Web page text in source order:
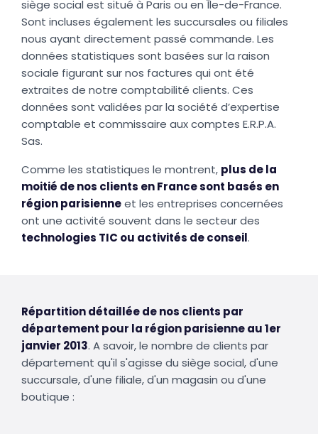
siège social est situé à Paris ou en Île-de-France.
Sont incluses également les succursales ou filiales
nous ayant directement passé commande. Les
données statistiques sont basées sur la raison
sociale figurant sur nos factures qui ont été
extraites de notre comptabilité clients. Ces
données sont validées par la société d’expertise
comptable et commissaire aux comptes E.R.P.A.
Sas.
Comme les statistiques le montrent, plus de la
moitié de nos clients en France sont basés en
région parisienneet les entreprises concernées
ont une activité souvent dans le secteur des
technologies TIC ou activités de conseil.
Répartition détaillée de nos clients par
département pour la région parisienne au 1er
janvier 2013. A savoir, le nombre de clients par
département qu'il s'agisse du siège social, d'une
succursale, d'une filiale, d'un magasin ou d'une
boutique :